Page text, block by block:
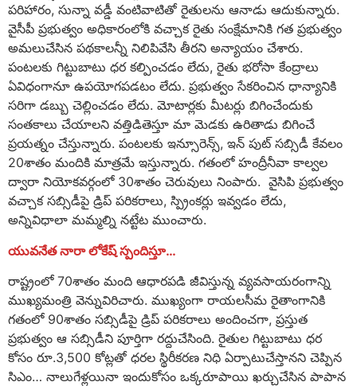
పరిహారం, సున్నా వడ్డీ వంటివాటితో రైతులను ఆనాడు ఆదుకున్నారు.
వైసీపీ ప్రభుత్వం అధికారంలోకి వచ్చాక రైతు సంక్షేమానికి గత ప్రభుత్వం
అమలుచేసిన పథకాలన్నీ నిలిపివేసి తీరని అన్యాయం చేశారు.
పంటలకు గిట్టుబాటు ధర కల్పించడం లేదు, రైతు భరోసా కేంద్రాలు
ఏవిధంగానూ ఉపయోగపడటం లేదు. ప్రభుత్వం సేకరించిన ధాన్యానికి
సరిగా డబ్బు చెల్లించడం లేదు. మోటార్లకు మీటర్లు బిగించేందుకు
సంతకాలు చేయాలని వత్తిడితెస్తూ మా మెడకు ఉరితాడు బిగించే
ప్రయత్నం చేస్తున్నారు. పంటలకు ఇన్సూరెన్స్, ఇన్ పుట్ సబ్సిడీ కేవలం
20శాతం మందికి మాత్రమే ఇస్తున్నారు. గతంలో హంద్రీనీవా కాల్వల
ద్వారా నియోకవర్గంలో 30శాతం చెరువులు నింపారు. వైసిపి ప్రభుత్వం
వచ్చాక సబ్సిడీపై డ్రిప్ పరికరాలు, స్ప్రింకర్లు ఇవ్వడం లేదు,
అన్నివిధాలా మమ్మల్ని నట్టేట ముంచారు.
యువనేత నారా లోకేష్ స్పందిస్తూ…
రాష్ట్రంలో 70శాతం మంది ఆధారపడి జీవిస్తున్న వ్యవసాయరంగాన్ని
ముఖ్యమంత్రి వెన్నువిరిచారు. ముఖ్యంగా రాయలసీమ రైతాంగానికి
గతంలో 90శాతం సబ్సిడీపై డ్రిప్ పరికరాలు అందించగా, ప్రస్తుత
ప్రభుత్వం ఆ సబ్సిడీని పూర్తిగా రద్దుచేసింది. రైతుల గిట్టుబాటు ధర
కోసం రూ.3,500 కోట్లతో ధరల స్థిరీకరణ నిధి ఏర్పాటుచేస్తానని చెప్పిన
సిఎం… నాలుగేళ్లయినా ఇందుకోసం ఒక్కరూపాయి ఖర్చుచేసిన పాపాన